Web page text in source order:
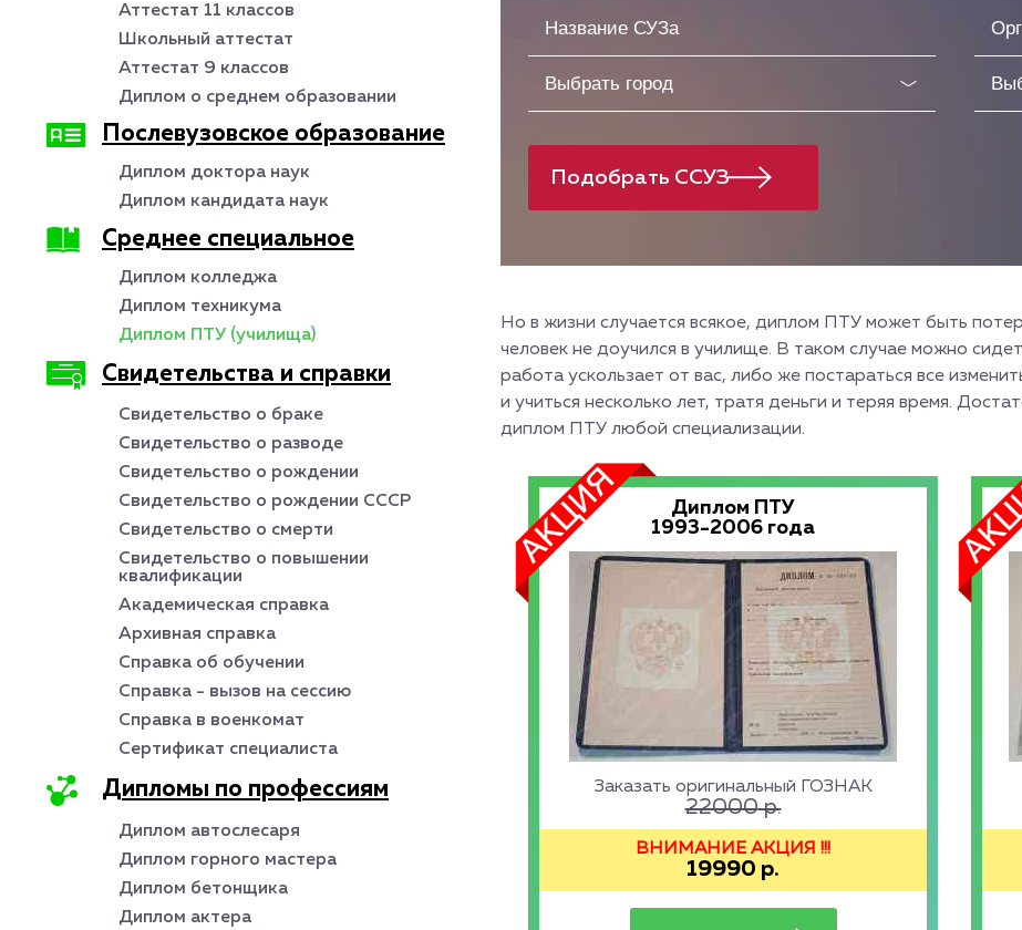
Но в жизни случается всякое, диплом ПТУ может быть
человек не доучился в училище. В таком случае можно
работа ускользает от вас, либо же постараться все
и учиться несколько лет, тратя деньги и теряя время.
диплом ПТУ любой специализации.
Диплом ПТУ
1993-2006 года
Заказать оригинальный ГОЗНАК
22000р.
ВНИМАНИЕ АКЦИЯ !!!
19990 р.
Аттестат 11 классов
Школьный аттестат
Аттестат 9 классов
Диплом о среднем образовании
Послевузовское образование
Диплом доктора наук
Диплом кандидата наук
Среднее специальное
Диплом колледжа
Диплом техникума
Диплом ПТУ (училища)
Свидетельства и справки
Свидетельство о браке
Свидетельство о разводе
Свидетельство о рождении
Свидетельство о рождении СССР
Свидетельство о смерти
Свидетельство о повышении
квалификации
Академическая справка
Архивная справка
Справка об обучении
Справка - вызов на сессию
Справка в военкомат
Сертификат специалиста
Дипломы по профессиям
Диплом автослесаря
Диплом горного мастера
Диплом бетонщика
Диплом актера